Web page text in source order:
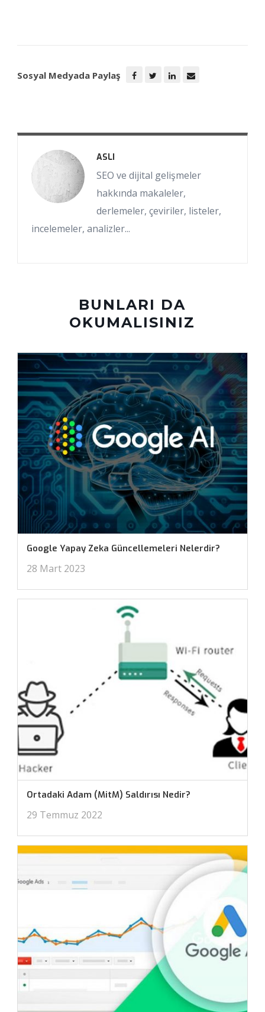
Sosyal Medyada Paylaş
ASLI
SEO ve dijital gelişmeler
hakkında makaleler,
derlemeler, çeviriler, listeler,
incelemeler, analizler...
BUNLARI DA
OKUMALISINIZ
Google Yapay Zeka Güncellemeleri Nelerdir?
28 Mart 2023
Ortadaki Adam (MitM) Saldırısı Nedir?
29 Temmuz 2022